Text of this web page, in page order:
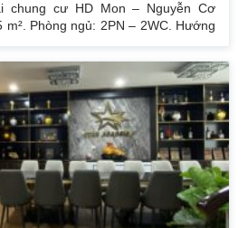
chung cư HD Mon – Nguyễn Cơ
Phòng ngủ: 2PN – 2WC. Hướng
m². Phòng ngủ: 2PN 2WC. Hướng
thất: Nhà full đồ đẹp, Có sổ. Giá:
m². Phòng ngủ: 2PN 2WC. Hướng
Nội thất: Nhà full đồ. Có sổ. Giá: 4